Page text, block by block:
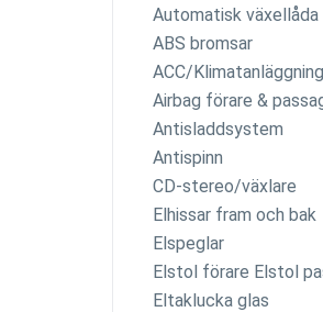
Automatisk växellåda
ABS bromsar
ACC/Klimatanläggning
Airbag förare &
Antisladdsystem
Antispinn
CD-stereo/växlare
Elhissar fram och bak
Elspeglar
Elstol förare Elstol
Eltaklucka glas